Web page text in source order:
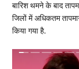
बारिश थमने के बाद
जिलों में अधिकतम
किया गया है.